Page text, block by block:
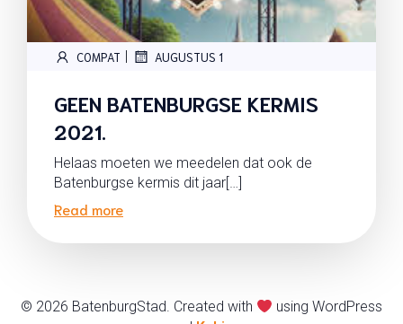
COMPAT | AUGUSTUS 1
GEEN BATENBURGSE KERMIS
2021.
Helaas moeten we meedelen dat ook de
Batenburgse kermis dit jaar[…]
Read more
© 2026 BatenburgStad. Created with
using WordPress